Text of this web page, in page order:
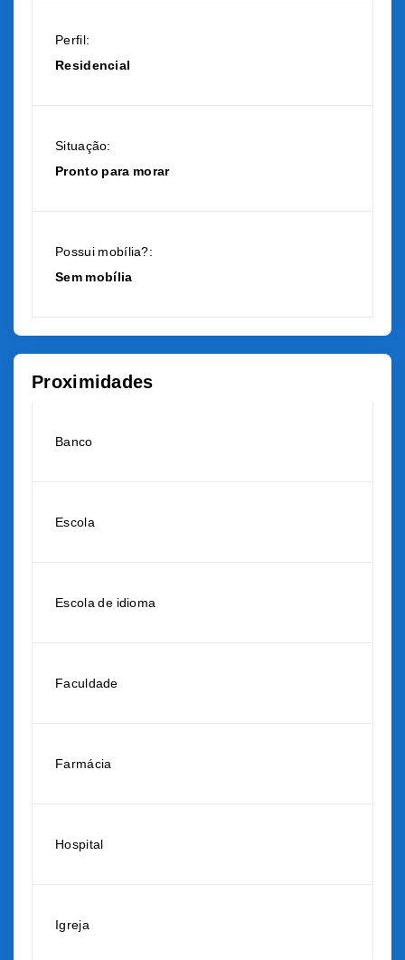
Perfil:
Residencial
Situação:
Pronto para morar
Possui mobília?:
Sem mobília
Proximidades
Banco
Escola
Escola de idioma
Faculdade
Farmácia
Hospital
Igreja